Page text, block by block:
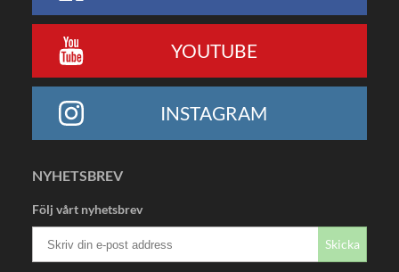
YOUTUBE
INSTAGRAM
NYHETSBREV
Följ vårt nyhetsbrev
Skicka